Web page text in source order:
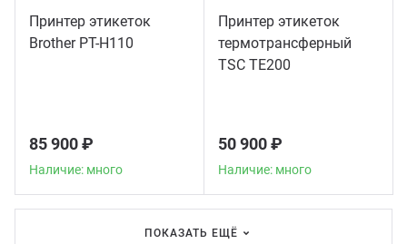
Принтер этикеток
Brother PT-H110
85 900 ₽
Наличие: много
Принтер этикеток
термотрансферный
TSC TE200
50 900 ₽
Наличие: много
ПОКАЗАТЬ ЕЩЁ